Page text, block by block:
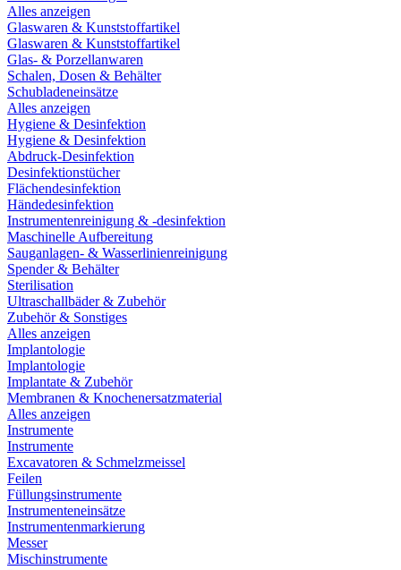
Alles anzeigen
Glaswaren & Kunststoffartikel
Glaswaren & Kunststoffartikel
Glas- & Porzellanwaren
Schalen, Dosen & Behälter
Schubladeneinsätze
Alles anzeigen
Hygiene & Desinfektion
Hygiene & Desinfektion
Abdruck-Desinfektion
Desinfektionstücher
Flächendesinfektion
Händedesinfektion
Instrumentenreinigung & -desinfektion
Maschinelle Aufbereitung
Sauganlagen- & Wasserlinienreinigung
Spender & Behälter
Sterilisation
Ultraschallbäder & Zubehör
Zubehör & Sonstiges
Alles anzeigen
Implantologie
Implantologie
Implantate & Zubehör
Membranen & Knochenersatzmaterial
Alles anzeigen
Instrumente
Instrumente
Excavatoren & Schmelzmeissel
Feilen
Füllungsinstrumente
Instrumenteneinsätze
Instrumentenmarkierung
Messer
Mischinstrumente